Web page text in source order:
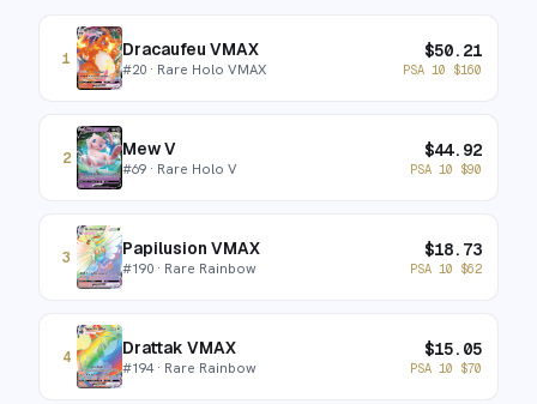
1 Dracaufeu VMAX
#20 · Rare Holo VMAX
$50.21
PSA 10 $160
2 Mew V
#69 · Rare Holo V
$44.92
PSA 10 $90
3 Papilusion VMAX
#190 · Rare Rainbow
$18.73
PSA 10 $62
4 Drattak VMAX
#194· Rare Rainbow
$15.05
PSA 10 $70